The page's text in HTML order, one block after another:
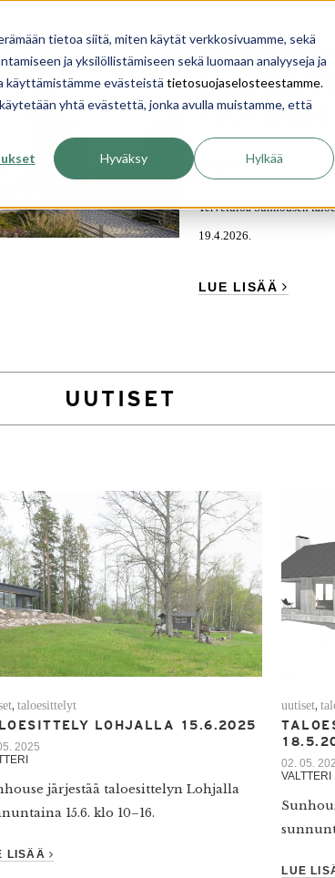
tietoa siitä, miten käytät verkkosivuamme, sekä
ja yksilöllistämiseen sekä luomaan analyyseja ja
käyttämistämme evästeistä tietosuojaselosteestamme.
yhtä evästettä, jonka avulla muistamme, että
Hyväksy Hylkää
19.4.2026
07. 04. 2026
VALTTERI
Tervetuloa Sunhousen
19.4.2026.
LUE LISÄÄ
UUTISET
,taloesittelyt
LOHJALLA 15.6.2025
2025
järjestää taloesittelyn Lohjalla
15.6. klo 10–16.
LISÄÄ
uutiset,
02. 05.
VALTTERI
LUE